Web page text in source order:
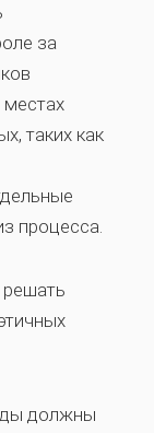
за
таких как
процесса.
решать
должны